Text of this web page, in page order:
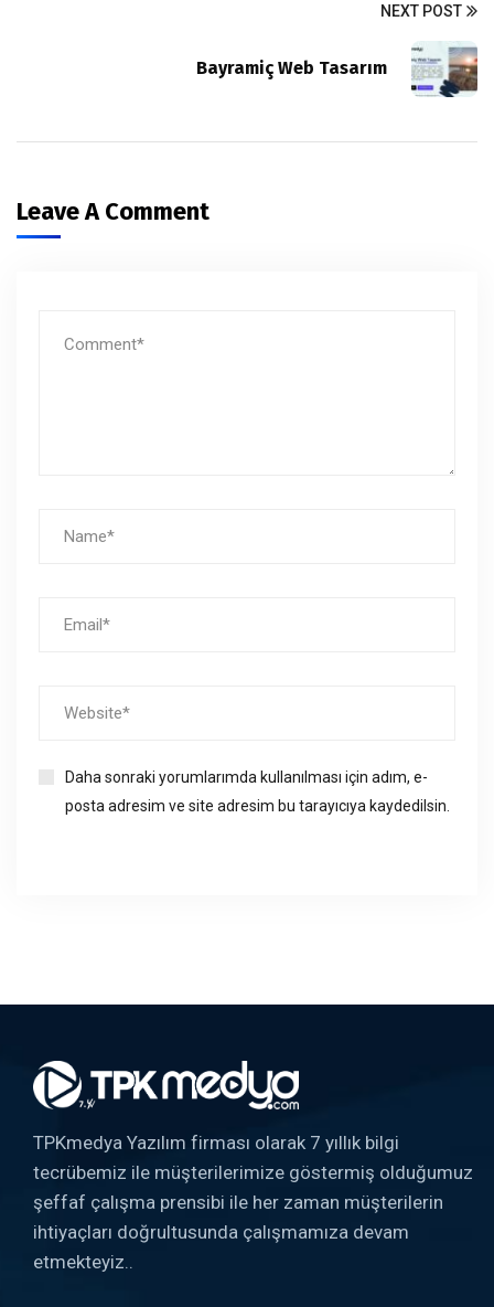
NEXT POST
Bayramiç Web Tasarım
Leave A Comment
Daha sonraki yorumlarımda kullanılması için adım, e-
posta adresim ve site adresim bu tarayıcıya kaydedilsin.
TPKmedya Yazılım firması olarak 7 yıllık bilgi
tecrübemiz ile müşterilerimize göstermiş olduğumuz
şeffaf çalışma prensibi ile her zaman müşterilerin
ihtiyaçları doğrultusunda çalışmamıza devam
etmekteyiz..